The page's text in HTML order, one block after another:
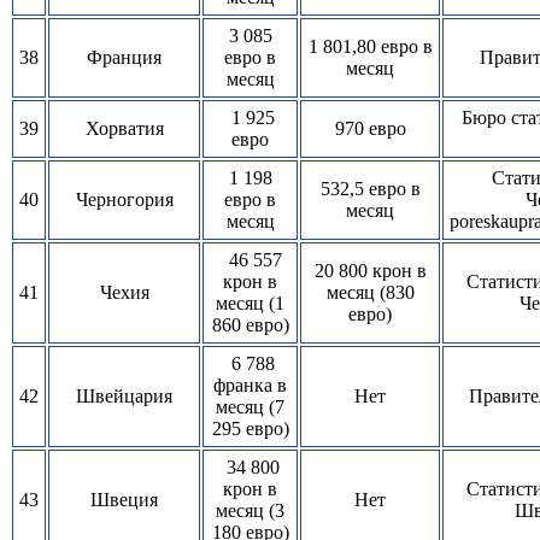
38 Франция
3 085
евро в
месяц
1 801,80 евро в
месяц
39 Хорватия
1 925
евро
970 евро
Бюро
40 Черногория
1 198
евро в
месяц
532,5 евро в
месяц
41 Чехия
46 557
крон в
месяц (1
860 евро)
20 800 крон в
месяц (830
евро)
42 Швейцария
6 788
франка в
месяц (7
295 евро)
Нет
43 Швеция
34 800
крон в
месяц (3
180 евро)
Нет